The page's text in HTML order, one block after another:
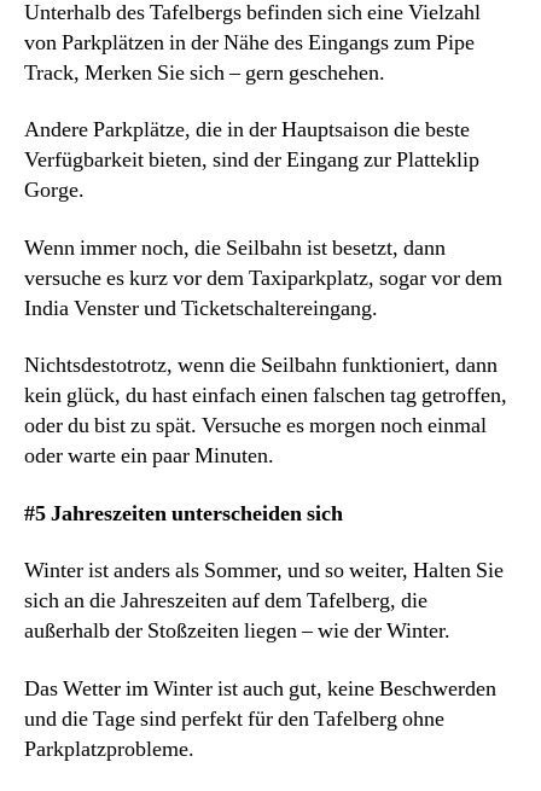
Unterhalb des Tafelbergs befinden sich eine Vielzahl
von Parkplätzen in der Nähe des Eingangs zum Pipe
Track, Merken Sie sich – gern geschehen.
Andere Parkplätze, die in der Hauptsaison die beste
Verfügbarkeit bieten, sind der Eingang zur Platteklip
Gorge.
Wenn immer noch, die Seilbahn ist besetzt, dann
versuche es kurz vor dem Taxiparkplatz, sogar vor dem
India Venster und Ticketschaltereingang.
Nichtsdestotrotz, wenn die Seilbahn funktioniert, dann
kein glück, du hast einfach einen falschen tag getroffen,
oder du bist zu spät. Versuche es morgen noch einmal
oder warte ein paar Minuten.
#5 Jahreszeiten unterscheiden sich
Winter ist anders als Sommer, und so weiter, Halten Sie
sich an die Jahreszeiten auf dem Tafelberg, die
außerhalb der Stoßzeiten liegen – wie der Winter.
Das Wetter im Winter ist auch gut, keine Beschwerden
und die Tage sind perfekt für den Tafelberg ohne
Parkplatzprobleme.